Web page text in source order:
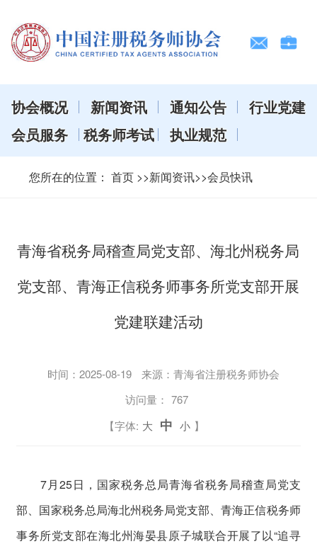
协会概况 新闻资讯 通知公告
行业党建
会员服务
税务师考试 执业规范
您所在的位置： 首页 >>新闻资讯>>会员快讯
青海省税务局稽查局党支部、海北州税务局
党支部、青海正信税务师事务所党支部开展
党建联建活动
时间： 2025-08-19
来源：青海省注册税务师协会
访问量： 767
【字体: 大 中 小 】
7月25日，国家税务总局青海省税务局稽查局党支
部、国家税务总局海北州税务局党支部、青海正信税务师
事务所党支部在海北州海晏县原子城联合开展了以“追寻